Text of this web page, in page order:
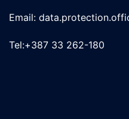
Email:
Tel:+387 33 262-180